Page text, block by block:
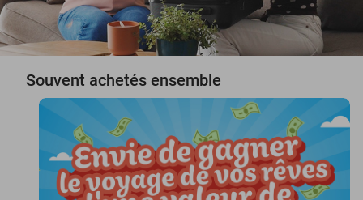
Souvent achetés ensemble